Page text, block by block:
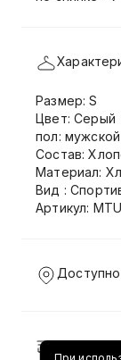
Размер: S
Цвет: Серый
пол: мужской
Состав:
Материал:
Вид :
Артикул:
Доступно
Доставка